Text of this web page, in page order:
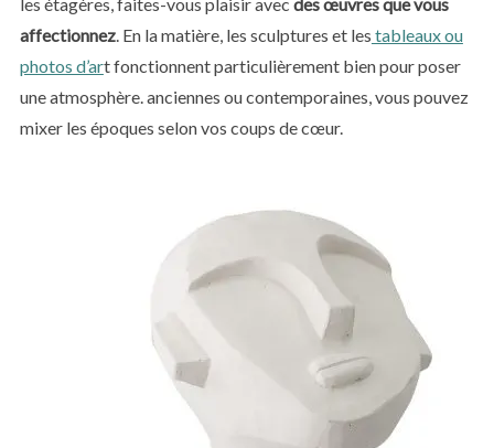
affectionnez. En la matière, les sculptures et les tableaux ou
photos d’art fonctionnent particulièrement bien pour poser
une atmosphère. anciennes ou contemporaines, vous pouvez
mixer les époques selon vos coups de cœur.